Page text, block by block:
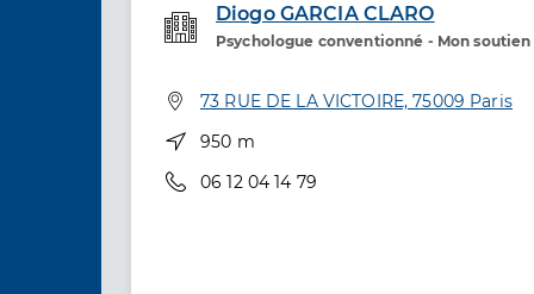
Diogo GARCIA CLARO
Psychologue conventionné - Mon soutien
Etablissement de soins
Adresse
73 RUE DE LA VICTOIRE, 75009 Paris
Distance
950 m
Téléphone
06 12 04 14 79